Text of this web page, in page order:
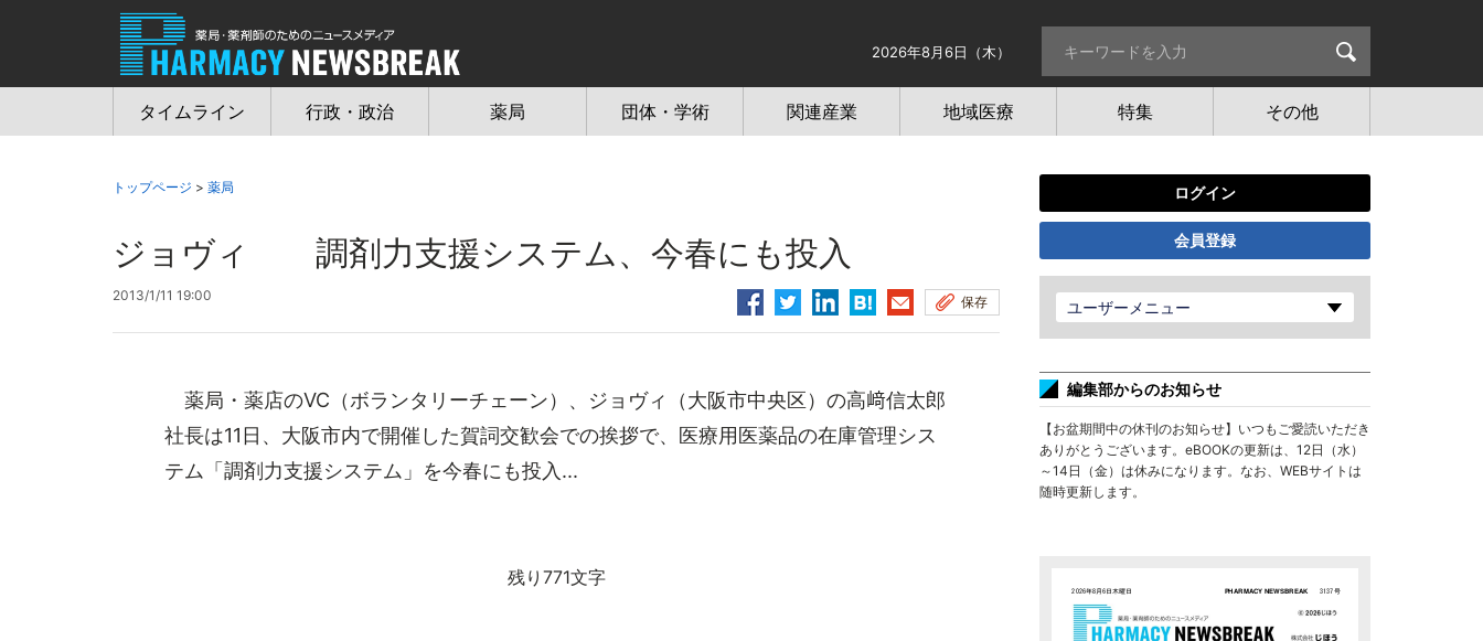
2026年8月6日（木）
タイムライン 行政・政治 薬局 団体・学術 関連産業 地域医療 特集 その他
トップページ > 薬局
ジョヴィ 調剤力支援システム、今春にも投入
2013/1/11 19:00 保存
薬局・薬店のVC（ボランタリーチェーン）、ジョヴィ（大阪市中央区）の高﨑信太郎
社長は11日、大阪市内で開催した賀詞交歓会での挨拶で、医療用医薬品の在庫管理シス
テム「調剤力支援システム」を今春にも投入...
残り771文字
ログイン
会員登録
ユーザーメニュー
編集部からのお知らせ
【お盆期間中の休刊のお知らせ】いつもご愛読いただき
ありがとうございます。eBOOKの更新は、12日（水）
～14日（金）は休みになります。なお、WEBサイトは
随時更新します。